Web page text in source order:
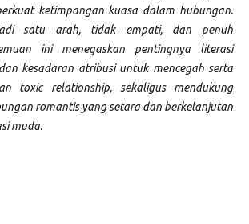
ketimpangan kuasa dalam hubungan.
satu arah, tidak empati, dan penuh
ini menegaskan pentingnya literasi
kesadaran atribusi untuk mencegah serta
toxic relationship, sekaligus mendukung
romantis yang setara dan berkelanjutan
muda.